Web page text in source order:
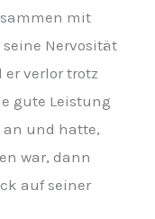
mit
Nervosität
verlor trotz
gute Leistung
an und hatte,
war, dann
auf seiner